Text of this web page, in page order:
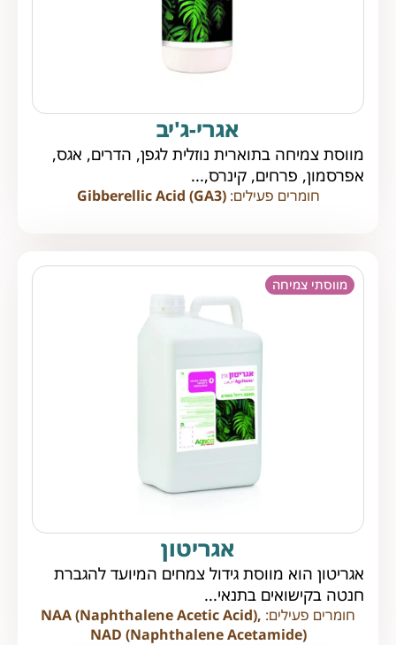
אגרי-ג'יב
מווסת צמיחה בתוארית נוזלית לגפן, הדרים, אגס,
אפרסמון, פרחים, קינרס,...
חומרים פעילים:Gibberellic Acid (GA3)
מווסתי צמיחה
אגריטון
אגריטון הוא מווסת גידול צמחים המיועד להגברת
חנטה בקישואים בתנאי...
חומרים פעילים: NAA (Naphthalene Acetic Acid),
NAD (Naphthalene Acetamide)